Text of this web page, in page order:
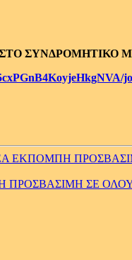
ΣΥΝΔΡΟΜΗΤΙΚΟ
ΕΚΠΟΜΠΗ
ΣΕ